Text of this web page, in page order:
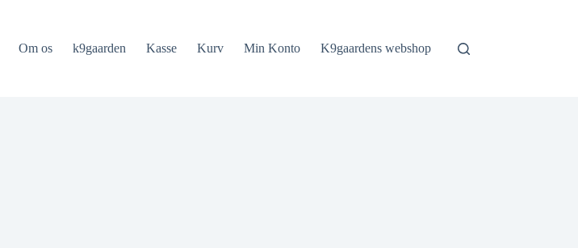
Om os k9gaarden Kasse Kurv Min Konto K9gaardens webshop